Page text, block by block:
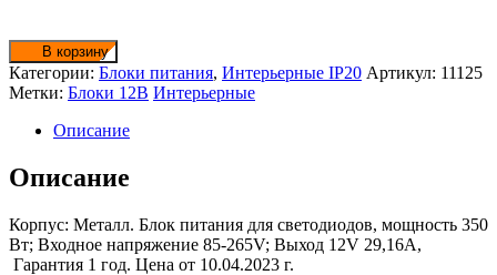
29A,
350W
В корзину
Категории: Блоки питания, Интерьерные IP20 Артикул: 11125
Метки: Блоки 12В Интерьерные
Описание
Описание
Корпус: Металл. Блок питания для светодиодов, мощность 350
Вт; Входное напряжение 85-265V; Выход 12V 29,16A,
Гарантия 1 год. Цена от 10.04.2023 г.